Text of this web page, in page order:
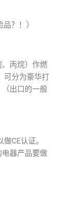
？！）
丙烷）作燃
可分为豪华打
出口的一般
CE认证。
器产品要做